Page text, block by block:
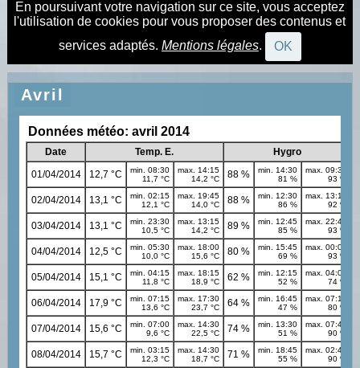
En poursuivant votre navigation sur ce site, vous acceptez
l'utilisation de cookies pour vous proposer des contenus et
services adaptés. Mentions légales. OK
Avril